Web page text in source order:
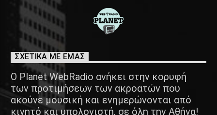
ΣΧΕΤΙΚΑ ΜΕ ΕΜΑΣ
Ο Planet WebRadio ανήκει στην κορυφή
των προτιμήσεων των ακροατών που
ακούνε μουσική και ενημερώνονται από
κινητό και υπολογιστή, σε όλη την Αθήνα!